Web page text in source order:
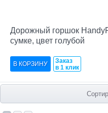
Дорожный горшок
сумке, цвет голубой
Заказ
в 1 клик